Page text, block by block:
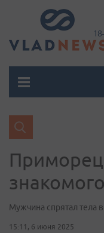
Приморец
Мужчина спрятал тела
15:11, 6 июня 2025